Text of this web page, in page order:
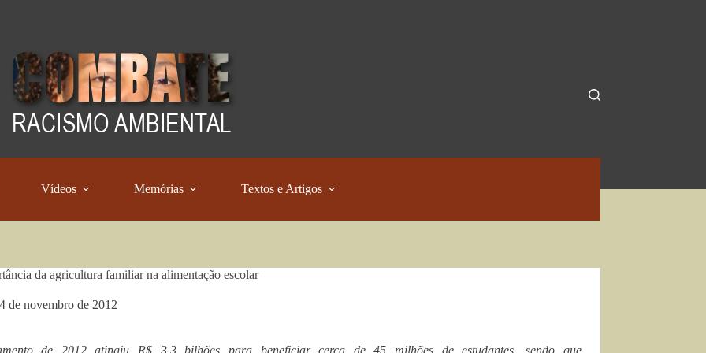
Vídeos Memórias Textos e Artigos
da agricultura familiar na alimentação escolar
de novembro de 2012
de 2012 atingiu R$ 3,3 bilhões para beneficiar cerca de 45 milhões de estudantes, sendo que